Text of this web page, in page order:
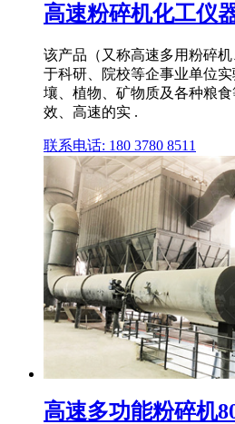
高速粉碎机化工仪
该产品（又称高速多用粉碎
于科研、院校等企事业单位
壤、植物、矿物质及各种粮
效、高速的实 .
联系电话: 180 3780 8511
高速多功能粉碎机